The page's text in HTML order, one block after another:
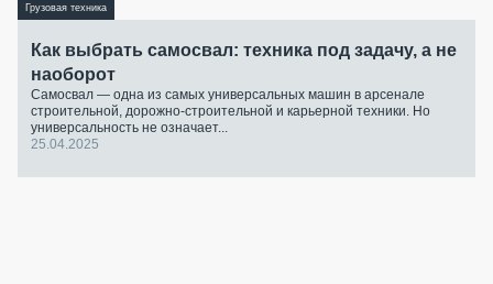
Грузовая техника
Как выбрать самосвал: техника под задачу, а не
наоборот
Самосвал — одна из самых универсальных машин в арсенале
строительной, дорожно-строительной и карьерной техники. Но
универсальность не означает...
25.04.2025